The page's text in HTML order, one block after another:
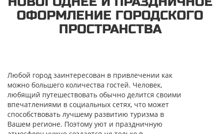
ОФОРМЛЕНИЕ ГОРОДСКОГО
ПРОСТРАНСТВА
Любой город заинтересован в привлечении как
можно большего количества гостей. Человек,
любящий путешествовать обычно делится своими
впечатлениями в социальных сетях, что может
способствовать лучшему развитию туризма в
Вашем регионе. Поэтому уют и праздничную